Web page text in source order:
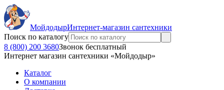
МойдодырИнтернет-магазин сантехники
Поиск по каталогу
8 (800) 200 3680Звонок бесплатный
Интернет магазин сантехники «Мойдодыр»
Каталог
О компании